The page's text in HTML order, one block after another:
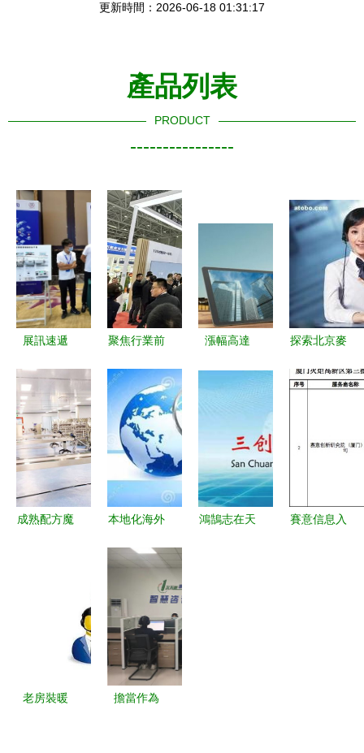
更新時間：2026-06-18 01:31:17
產品列表
PRODUCT
----------------
展訊速遞
智慧用電全
系產品亮相
FIOT2021
中國消防物
聯網大會
聚焦行業前
攜創新產品
亮相第26屆
中國高速公
路信息化大
漲幅高達
洲大學這些
費飆升，留
學生直
呼“讀不起”
探索北京麥
產品到市場
成熟配方魔
本地化海外
務 為跨境
電商插上翅
膀的信息咨
詢賦能
鴻鵠志在天
賽意信息入
老房裝暖
擔當作為